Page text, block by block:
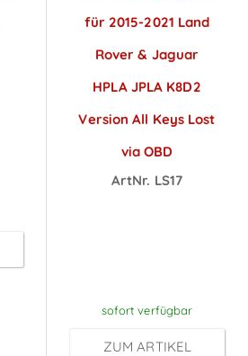
für 2015-2021 Land
Rover & Jaguar
HPLA JPLA K8D2
Version All Keys Lost
via OBD
ArtNr. LS17
sofort verfügbar
ZUM ARTIKEL